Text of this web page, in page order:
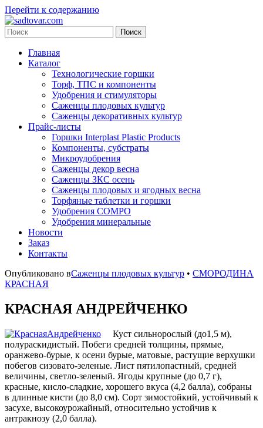
Перейти к содержанию
Главная
Каталог
Технологические горшки
Торф, ТПС и компоненты
Удобрения и стимуляторы
Саженцы плодовых культур
Саженцы декоративных культур
Прайс-листы
Горшки Interplast Plastic Products
Компоненты, субстраты
Микроудобрения
Саженцы декор весна
Саженцы ЗКС осень
Саженцы плодовых и ягодных весна
Торфяные таблетки и горшки
Удобрения COMPO
Удобрения минеральные
Новости
Заказ
Контакты
Опубликовано вСаженцы плодовых культур • СМОРОДИНА
КРАСНАЯ
КРАСНАЯ АНДРЕЙЧЕНКО
Куст сильнорослый (до1,5 м),
полураскидистый. Побеги средней толщины, прямые,
оранжево-бурые, к осени бурые, матовые, растущие верхушки
побегов сизовато-зеленые. Лист пятилопастный, средней
величины, светло-зеленый. Ягоды крупные (до 0,7 г),
красные, кисло-сладкие, хорошего вкуса (4,2 балла), собраны
в длинные кисти (до 8,0 см). Сорт зимостойкий, устойчивый к
засухе, высокоурожайный, относительно устойчив к
антракнозу (2,0 балла).